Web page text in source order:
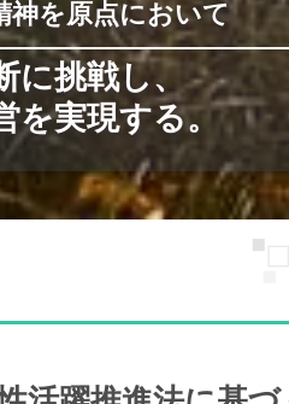
磨き、
stageへ
神を原点において
に挑戦し、
を実現する。
全なものとし、
つ
とし、
着実に行う。